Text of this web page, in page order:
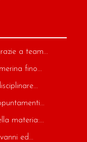
a team...
fino...
materia:...
ed...